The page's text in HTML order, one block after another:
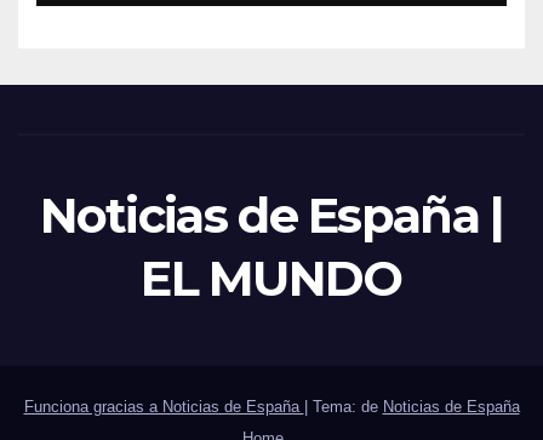
Noticias de España |
EL MUNDO
Funciona gracias a Noticias de España Tema: de Noticias de España